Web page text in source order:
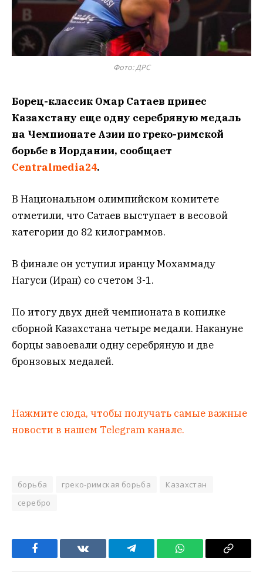
Фото: ДРС
Борец-классик Омар Сатаев принес
Казахстану еще одну серебряную медаль
на Чемпионате Азии по греко-римской
борьбе в Иордании, сообщает
Centralmedia24.
В Национальном олимпийском комитете
отметили, что Сатаев выступает в весовой
категории до 82 килограммов.
В финале он уступил иранцу Мохаммаду
Нагуси (Иран) со счетом 3-1.
По итогу двух дней чемпионата в копилке
сборной Казахстана четыре медали. Накануне
борцы завоевали одну серебряную и две
бронзовых медалей.
Нажмите сюда, чтобы получать самые важные
новости в нашем Telegram канале.
борьба греко-римская борьба
Казахстан
серебро
Facebook VKontakteTelegram WhatsApp Copy